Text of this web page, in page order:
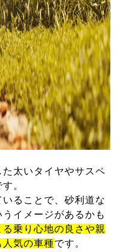
太いタイヤやサスペ
。
ることで、砂利道な
イメージがあるかも
乗り心地の良さや親
人気の車種です。